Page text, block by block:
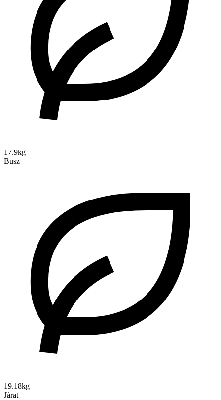
17.9kg
Busz
19.18kg
Járat